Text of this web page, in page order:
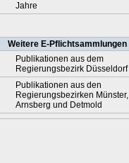
Jahre
Weitere E-Pflichtsammlungen
Publikationen aus dem
Regierungsbezirk Düsseldorf
Publikationen aus den
Regierungsbezirken Münster,
Arnsberg und Detmold